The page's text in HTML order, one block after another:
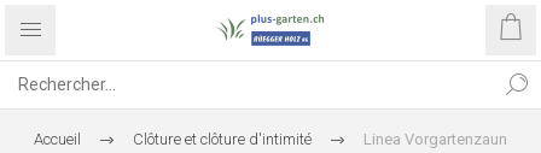
Accueil Clôture et clôture d'intimité Linea Vorgartenzaun